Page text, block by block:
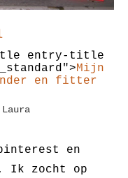
entry-title
Mijn
en fitter
Laura
en
Ik zocht op